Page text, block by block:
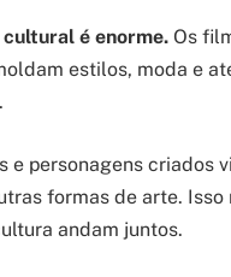
é enorme. Os
estilos, moda e
e personagens criados
formas de arte. Isso
andam juntos.